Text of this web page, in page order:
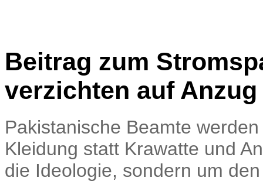
Beitrag zum
verzichten auf
Pakistanische Beamte
Kleidung statt Krawatte und
die Ideologie, sondern um